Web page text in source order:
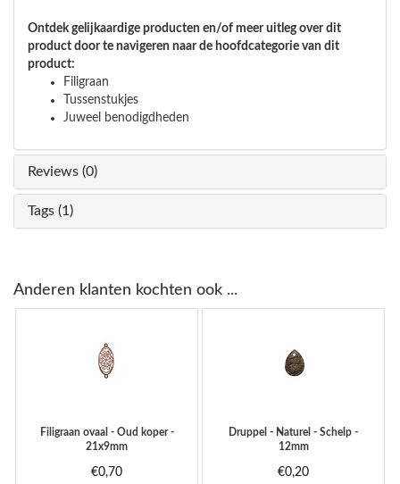
Ontdek gelijkaardige producten en/of meer uitleg over dit
product door te navigeren naar de hoofdcategorie van dit
product:
Filigraan
Tussenstukjes
Juweel benodigdheden
Reviews (0)
Tags (1)
Anderen klanten kochten ook ...
Filigraan ovaal - Oud koper -
21x9mm
€0,70
Druppel - Naturel - Schelp -
12mm
€0,20